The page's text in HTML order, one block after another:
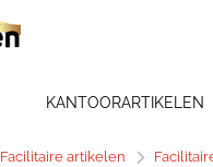
KANTOORARTIKELEN
Facilitaire artikelen